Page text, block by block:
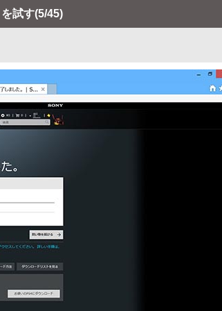
試す(5/45)